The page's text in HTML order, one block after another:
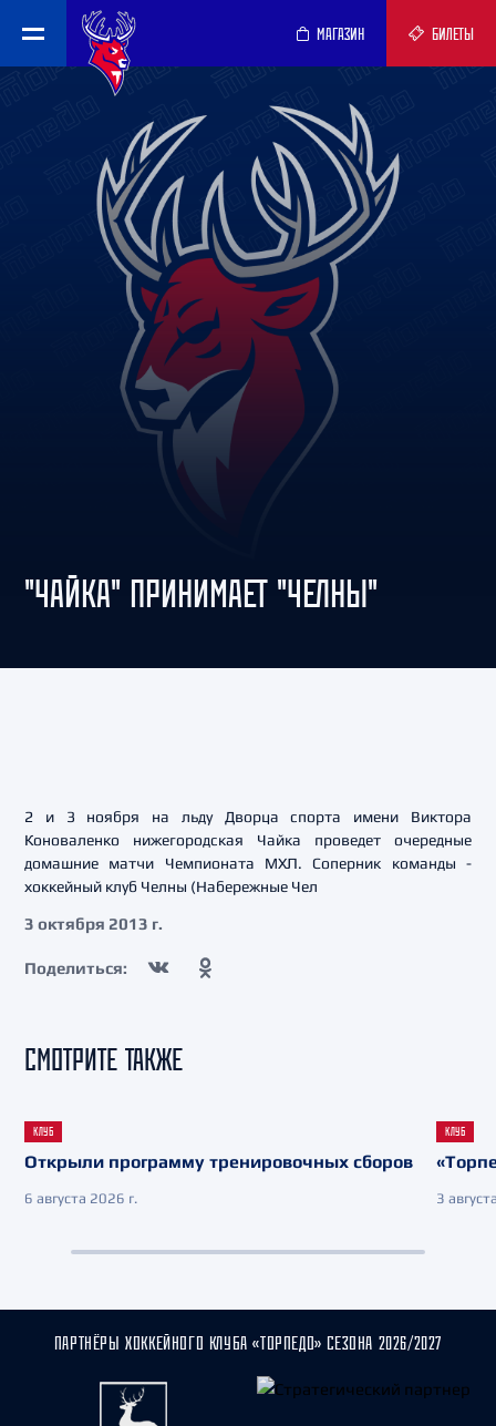
МАГАЗИН БИЛЕТЫ
"ЧАЙКА" ПРИНИМАЕТ "ЧЕЛНЫ"
2 и 3 ноября на льду Дворца спорта имени Виктора
Коноваленко нижегородская Чайка проведет очередные
домашние матчи Чемпионата МХЛ. Соперник команды -
хоккейный клуб Челны (Набережные Чел
3 октября 2013 г.
Поделиться:
СМОТРИТЕ ТАКЖЕ
КЛУБ
Открыли программу тренировочных сборов
6 августа 2026 г.
КЛУБ
3
ПАРТНЁРЫ ХОККЕЙНОГО КЛУБА «ТОРПЕДО» СЕЗОНА 2026/2027